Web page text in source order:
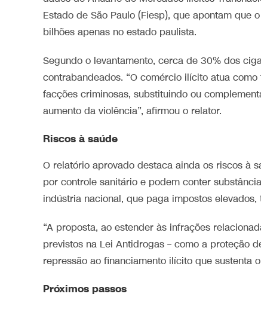
Estado de São Paulo (Fiesp), que apontam
bilhões apenas no estado paulista.
Segundo o levantamento, cerca de 30% dos
contrabandeados. “O comércio ilícito atua
facções criminosas, substituindo ou
aumento da violência”, afirmou o relator.
Riscos à saúde
O relatório aprovado destaca ainda os riscos à
por controle sanitário e podem conter
indústria nacional, que paga impostos
“A proposta, ao estender às infrações
previstos na Lei Antidrogas – como a proteção
repressão ao financiamento ilícito que sustenta
Próximos passos